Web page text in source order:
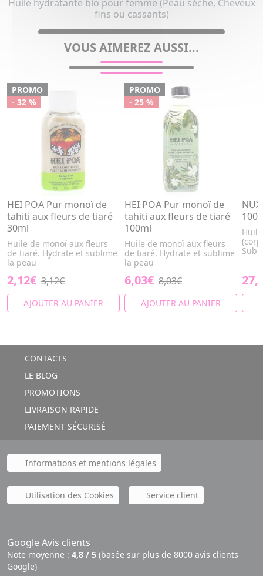
Huile hydratante bio pour femme (Peau sèche, Cheveux
fins ou cassants)
VOUS AIMEREZ AUSSI...
PROMO
- 32 %
HEI POA Pur monoï de
tahiti aux fleurs de tiaré
30ml
Huile de monoï aux fleurs
de tiaré. Hydrate et sublime
la peau
2,12€ 3,12€
AJOUTER AU PANIER
PROMO
- 25 %
HEI POA Pur monoï de
tahiti aux fleurs de tiaré
100ml
Huile de monoï aux fleurs
de tiaré. Hydrate et sublime
la peau
6,03€ 8,03€
AJOUTER AU PANIER
CONTACTS
LE BLOG
PROMOTIONS
LIVRAISON RAPIDE
PAIEMENT SÉCURISÉ
Informations et mentions légales
Utilisation des Cookies Service client
Google Avis clients
Note moyenne : 4,8 / 5 (basée sur plus de 8000 avis clients
Google)